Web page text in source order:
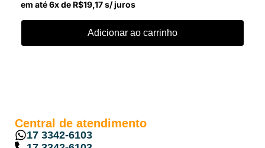
em até 6x de R$19,17s/ juros
Adicionar ao carrinho
Central de atendimento
17 3342-6103